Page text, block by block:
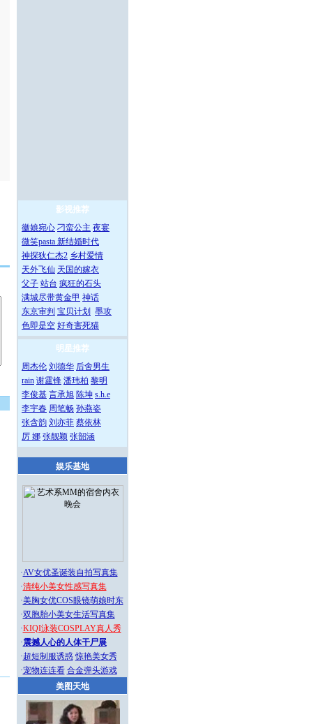
影视推荐
徽娘宛心 刁蛮公主 夜宴
微笑pasta 新结婚时代
神探狄仁杰2 乡村爱情
天外飞仙 天国的嫁衣
父子 站台 疯狂的石头
满城尽带黄金甲 神话
东京审判 宝贝计划
墨攻
色即是空 好奇害死猫
明星推荐
周杰伦 刘德华 后舍男生
rain 谢霆锋 潘玮柏 黎明
李俊基 言承旭 陈坤 s.h.e
李宇春 周笔畅 孙燕姿
张含韵 刘亦菲 蔡依林
厉 娜 张靓颖 张韶涵
娱乐基地
·AV女优圣诞装自拍写真集
·清纯小美女性感写真集
·美胸女优COS眼镜萌娘时东
·双胞胎小美女生活写真集
·KIQI泳装COSPLAY真人秀
·震撼人心的人体干尸展
·超短制服诱惑 惊艳美女秀
·宠物连连看 合金弹头游戏
美图天地